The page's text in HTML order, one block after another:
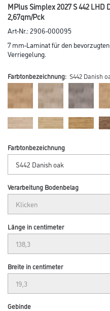
MPlus Simplex 2027 S 442 LHD
2,67qm/Pck
Art-Nr.:2906-000095
7 mm-Laminat für den
Verriegelung.
Farbtonbezeichnung: S442 Danish
Farbtonbezeichnung
Verarbeitung Bodenbelag
Länge in centimeter
Breite in centimeter
Gebinde